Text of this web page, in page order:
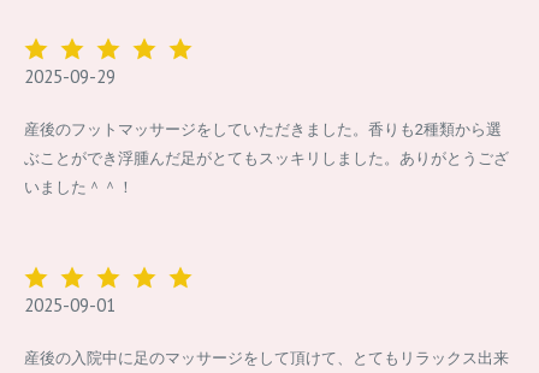
2025-09-29
産後のフットマッサージをしていただきました。香りも2種類から選
ぶことができ浮腫んだ足がとてもスッキリしました。ありがとうござ
いました＾＾！
2025-09-01
産後の入院中に足のマッサージをして頂けて、とてもリラックス出来